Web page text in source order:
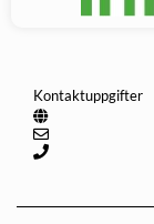
Kontaktuppgifter